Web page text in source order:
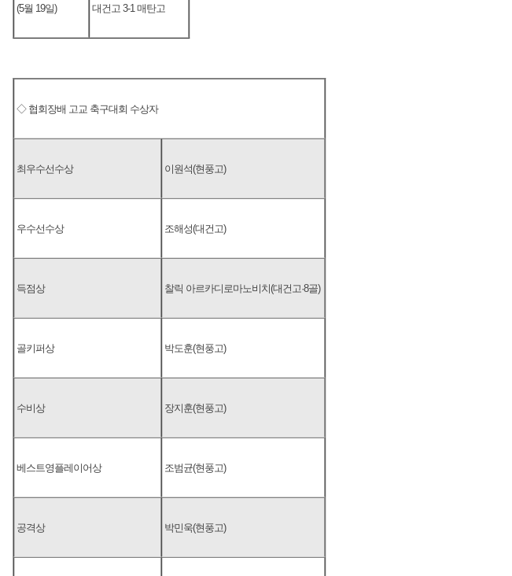
(5월 19일) 대건고 3-1 매탄고
◇ 협회장배 고교 축구대회 수상자
최우수선수상 이원석(현풍고)
우수선수상 조해성(대건고)
득점상 찰릭 아르카디로마노비치(대건고·8골)
골키퍼상 박도훈(현풍고)
수비상 장지훈(현풍고)
베스트영플레이어상 조범균(현풍고)
공격상 박민욱(현풍고)